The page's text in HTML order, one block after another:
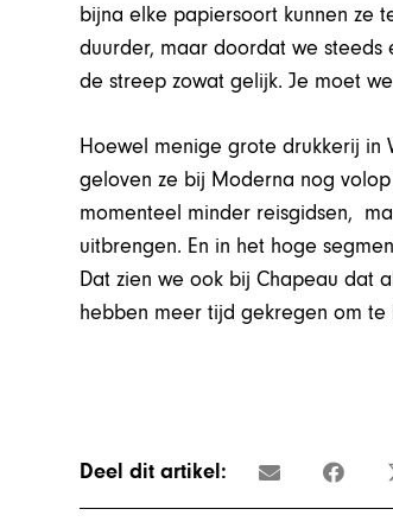
bijna elke papiersoort kunnen ze
duurder, maar doordat we
de streep zowat gelijk. Je moet
Hoewel menige grote drukkerij in
geloven ze bij Moderna nog
momenteel minder reisgidsen,
uitbrengen. En in het hoge
Dat zien we ook bij Chapeau dat
hebben meer tijd gekregen om
Deel dit artikel: